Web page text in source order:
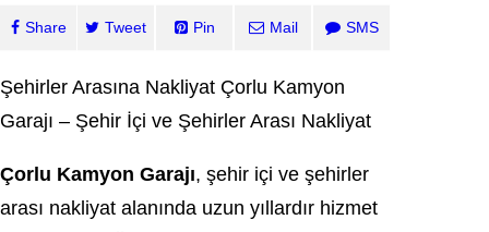
Share Tweet Pin Mail SMS
Şehirler Arasına Nakliyat Çorlu Kamyon
Garajı – Şehir İçi ve Şehirler Arası Nakliyat
Çorlu Kamyon Garajı, şehir içi ve şehirler
arası nakliyat alanında uzun yıllardır hizmet